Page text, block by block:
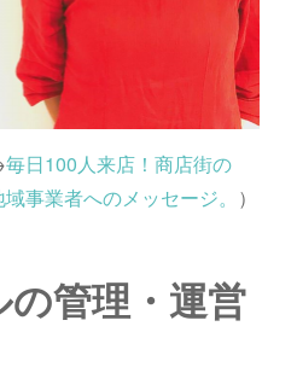
毎日100人来店！商店街の
事業者へのメッセージ。 ）
管理・運営